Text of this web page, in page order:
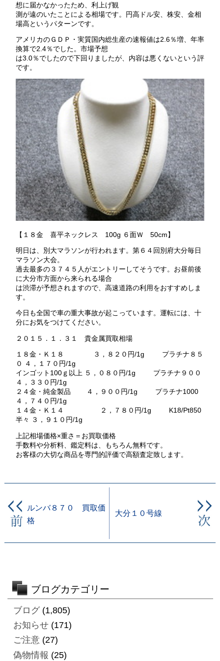
想に届かなかったため、利上げ観
測が遠のいたことによる相場です。円高ドル安、株安、金相
場高というパターンです。
アメリカのＧＤＰ・実質国内総生産の速報値は2.6％増、年率
換算で2.4％でした。市場予想
は3.0％でしたので下回りましたが、内容は悪くないという評
です。
【１８金 喜平ネックレス 100g ６面Ｗ 50cm】
明日は、別大マラソンが行われます。第６４回別府大分毎日
マラソン大会。
過去最多の３７４５人がエントリーしてそうです。お昼前後
に大分市方面から来られる場合
は渋滞が予想されますので、高速道路の利用をおすすめしま
す。
今日も全国で車の重大事故が起こっています。運転には、十
分にお気をつけてください。
２０１５．１．３１ 貴金属買取相場
１８金・Ｋ１８ ３，８２０円/1g プラチナ８５
０ ４，１７０円/1g
インゴット100ｇ以上 ５，０８０円/1g プラチナ９００
４，３３０円/1g
２４金・純金製品 ４，９００円/1g プラチナ1000
４，７４０円/1g
１４金・Ｋ１４ ２，７８０円/1g K18/Pt850
半々 ３，９１０円/1g
上記相場価格×重さ＝お買取価格
手数料や分析料、鑑定料は、もちろん無料です。
お客様の大切な商品を専門的評価で高額査定致します。
ルンバ８７０ 買取価
格
大分１０号線
ブログカテゴリー
ブログ(1,805)
お知らせ(171)
ご注意(27)
偽物情報 (25)